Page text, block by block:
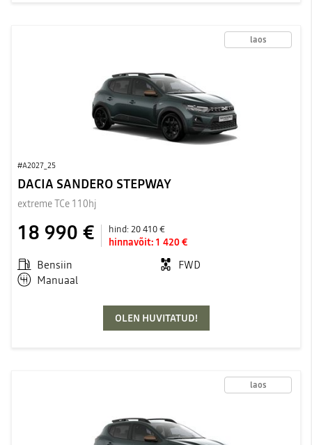
laos
#A2027_25
DACIA SANDERO STEPWAY
extreme TCe 110hj
18 990 € hind:20 410 €
hinnavõit: 1 420 €
Bensiin
FWD
Manuaal
OLEN HUVITATUD!
laos